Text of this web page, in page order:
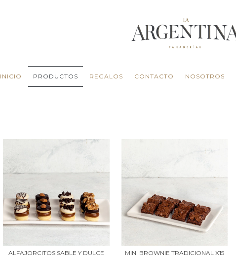
INICIO PRODUCTOS REGALOS CONTACTO NOSOTROS
ALFAJORCITOS SABLE Y DULCE
MINI BROWNIE TRADICIONAL X15